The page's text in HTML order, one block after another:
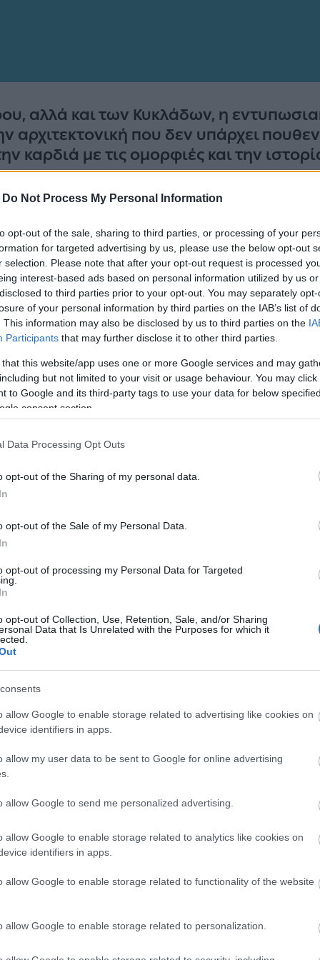
Do Not Process My Personal Information
opt-out of the sale, sharing to third parties, or processing of your
for targeted advertising by us, please use the below opt-out
selection. Please note that after your opt-out request is processed
interest-based ads based on personal information utilized by us
to third parties prior to your opt-out. You may separately
of your personal information by third parties on the IAB’s list of
This information may also be disclosed by us to third parties on the
Participants that may further disclose it to other third parties.
that this website/app uses one or more Google services and may
but not limited to your visit or usage behaviour. You may
to Google and its third-party tags to use your data for below
consent section.
Data Processing Opt Outs
opt-out of the Sharing of my personal data.
opt-out of the Sale of my Personal Data.
opt-out of processing my Personal Data for Targeted
opt-out of Collection, Use, Retention, Sale, and/or Sharing
Data that Is Unrelated with the Purposes for which it
allow Google to enable storage related to advertising like cookies on
identifiers in apps.
allow my user data to be sent to Google for online advertising
allow Google to send me personalized advertising.
allow Google to enable storage related to analytics like cookies on
identifiers in apps.
allow Google to enable storage related to functionality of the website
allow Google to enable storage related to personalization.
αλλά και των Κυκλάδων, η
αρχιτεκτονική που δεν υπάρχει
καρδιά με τις ομορφιές και την
αέρα μιας άλλης εποχής, καλό φαγητό
Ένα νησί 4 εποχών, ιδανικό τόσο για τις
Η πρωτεύουσα του νησιού και τωνΚυκλάδων
και την ατμόσφαιρα της.
της πόλης, θα νιώσετε σαν να μπαίνετε σε
κτήρια, το επιβλητικό Δημαρχείο στην
Θέατρο Απόλλων που αποτελεί μικρογραφία
αριστοκρατική συνοικία Βαπόρια, ο ναός του
και οι υπόλοιπες ορθόδοξες και καθολικές
μουσείο που αξίζει να εξερευνήσετε απ’
τον Σεπτέμβριο
παραλίες που θα σας μείνουν αξέχαστες
σε κάθε
πρωτεύουσα με τον δικό της ξεχωριστό
εποχής. Αποτελεί το κεντρικό λιμάνι της Σύρου
του Νοτίου Αιγαίου.